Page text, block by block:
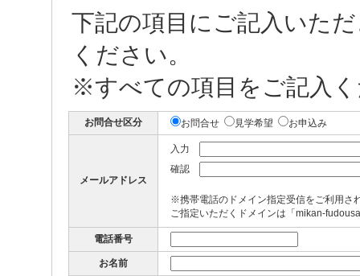
下記の項目にご記入いた
ください。
※すべての項目をご記入
お問合せ区分 お問合せ 見学希望 お申込み
メールアドレス
入力
確認
※携帯電話のドメイン指定受信をご利用さ
ご指定いただくドメインは「mikan-
電話番号
お名前